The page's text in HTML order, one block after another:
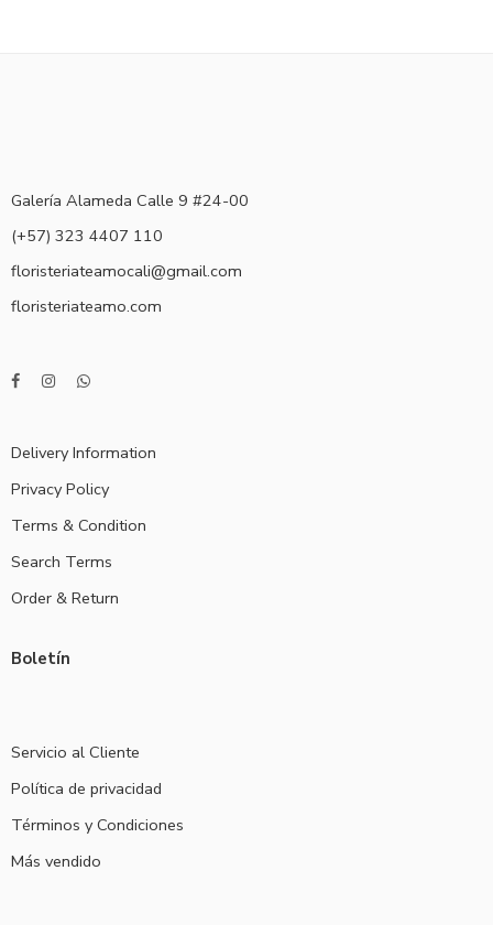
Galería Alameda Calle 9 #24-00
(+57) 323 4407 110
floristeriateamocali@gmail.com
floristeriateamo.com
Delivery Information
Privacy Policy
Terms & Condition
Search Terms
Order & Return
Boletín
Servicio al Cliente
Política de privacidad
Términos y Condiciones
Más vendido